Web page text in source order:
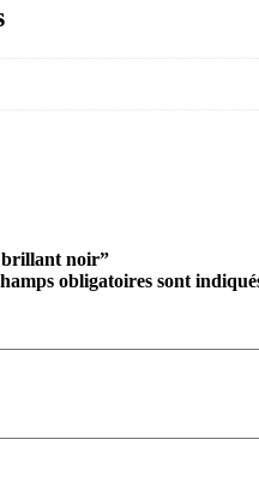
brillant noir”
obligatoires sont